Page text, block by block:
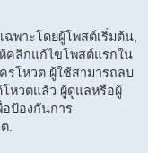
พาะโดยผู้โพสต์เริ่มต้น,
คลิกแก้ไขโพสต์แรกใน
รโหวต ผู้ใช้สามารถลบ
หวตแล้ว ผู้ดูแลหรือผู้
อป้องกันการ
.